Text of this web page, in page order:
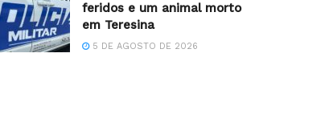
feridos e um animal morto
em Teresina
5 DE AGOSTO DE 2026